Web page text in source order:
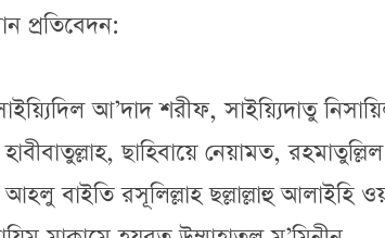
প্রতিবেদন:
আ’দাদ শরীফ, সাইয়্যিদাতু
ছাহিবায়ে নেয়ামত, রহমাতুল্লিল
বাইতি রসূলিল্লাহ ছল্লাল্লাহু আলাইহি